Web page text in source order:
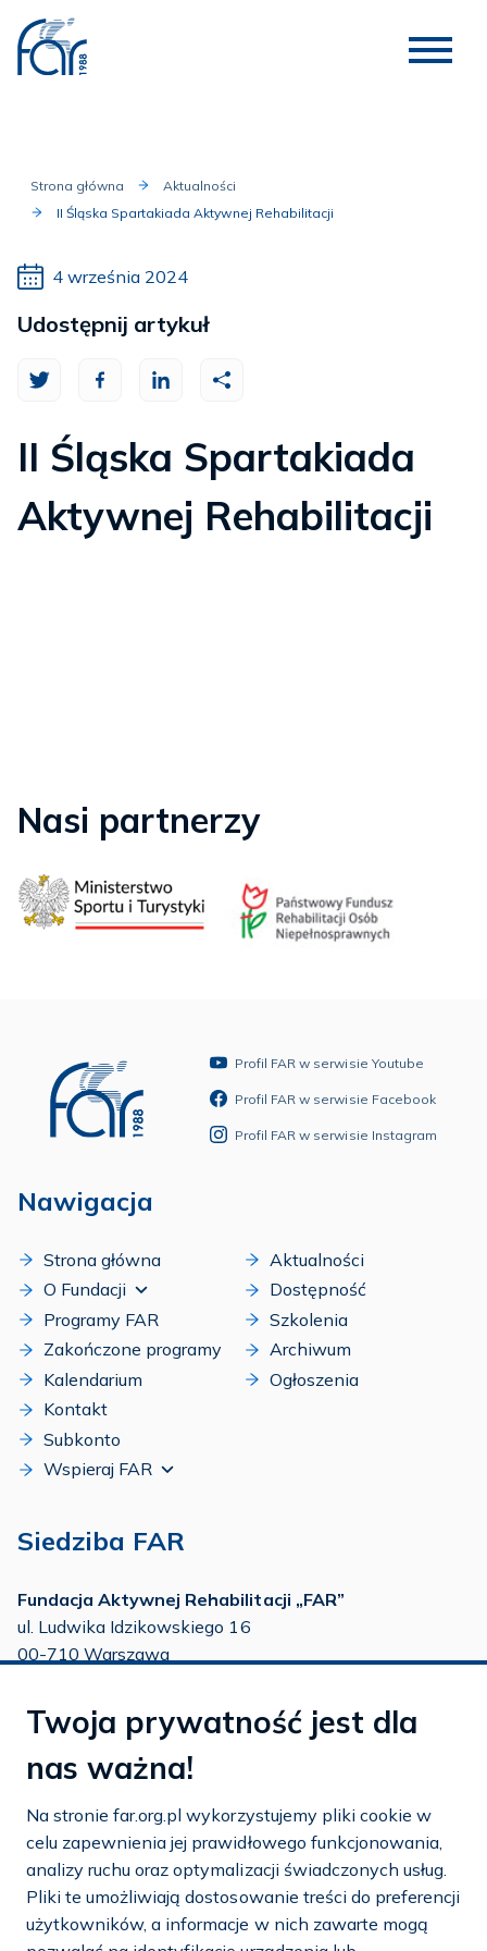
Strona główna
Aktualności
II Śląska Spartakiada Aktywnej Rehabilitacji
4 września 2024
II Śląska Spartakiada
Aktywnej Rehabilitacji
Udostępnij artykuł
Nasi partnerzy
Profil FAR w serwisie Youtube
Profil FAR w serwisie Facebook
Profil FAR w serwisie Instagram
Nawigacja
Strona główna
O Fundacji
Programy FAR
Zakończone programy
Kalendarium
Kontakt
Subkonto
Wspieraj FAR
Aktualności
Dostępność
Szkolenia
Archiwum
Ogłoszenia
Siedziba FAR
Fundacja Aktywnej Rehabilitacji „FAR”
ul. Ludwika Idzikowskiego 16
00-710 Warszawa
tel.:22 651 88 03
22 858 26 39
tel.:22 642 22 91
e-mail:info@far.org.pl
Dostosuj cookies
Twoja prywatność jest dla
nas ważna!
Na stronie far.org.pl wykorzystujemy pliki cookie w
celu zapewnienia jej prawidłowego funkcjonowania,
analizy ruchu oraz optymalizacji świadczonych usług.
Pliki te umożliwiają dostosowanie treści do preferencji
użytkowników, a informacje w nich zawarte mogą